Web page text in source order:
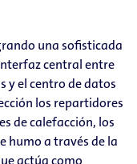
una sofisticada
central entre
y el centro de datos
los repartidores
de calefacción, los
humo a través de la
actúa como